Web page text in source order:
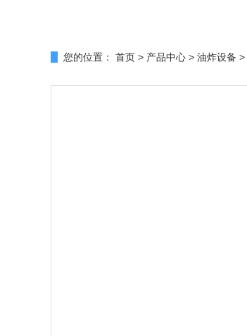
您的位置： 首页 > 产品中心 > 油炸设备 >